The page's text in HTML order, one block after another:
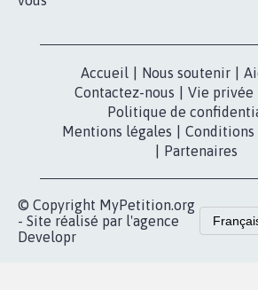
Accueil Nous soutenir
Contactez-nous
Vie privée
Politique de
Mentions légales
Partenaires
© Copyright MyPetition.org
- Site réalisé par l'agence
Developr